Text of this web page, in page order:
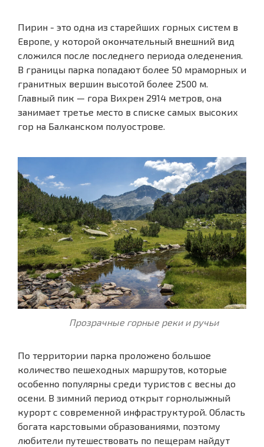
Пирин - это одна из старейших горных систем в
Европе, у которой окончательный внешний вид
сложился после последнего периода оледенения.
В границы парка попадают более 50 мраморных и
гранитных вершин высотой более 2500 м.
Главный пик — гора Вихрен 2914 метров, она
занимает третье место в списке самых высоких
гор на Балканском полуострове.
Прозрачные горные реки и ручьи
По территории парка проложено большое
количество пешеходных маршрутов, которые
особенно популярны среди туристов с весны до
осени. В зимний период открыт горнолыжный
курорт с современной инфраструктурой. Область
богата карстовыми образованиями, поэтому
любители путешествовать по пещерам найдут